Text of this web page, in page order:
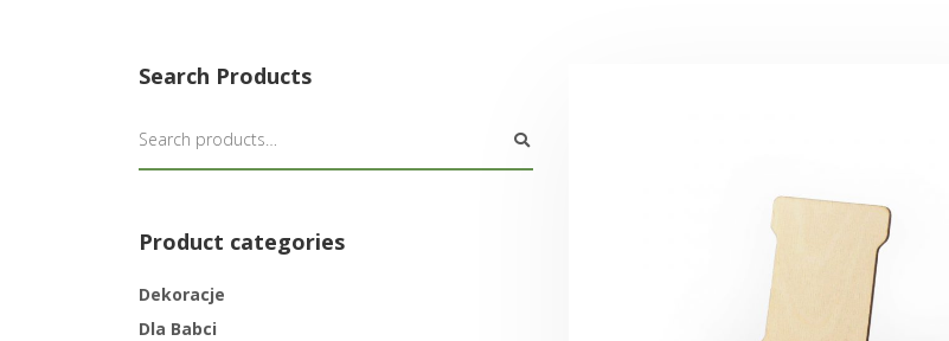
Search Products
Product categories
Dekoracje
Dla Babci